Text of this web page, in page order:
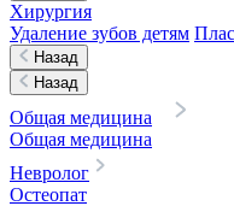
Хирургия
Удаление зубов детям
Назад
Назад
Общая медицина
Общая медицина
Невролог
Остеопат